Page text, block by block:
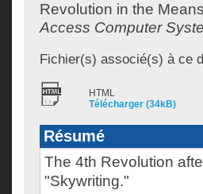
Revolution in the
Access Computer
Fichier(s) associé(s) à ce
HTML
Télécharger (34kB)
Résumé
The 4th Revolution
"Skywriting."